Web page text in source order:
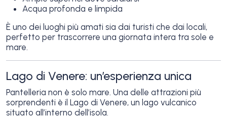
Acqua profonda e limpida
È uno dei luoghi più amati sia dai turisti che dai locali,
perfetto per trascorrere una giornata intera tra sole e
mare.
Lago di Venere: un’esperienza unica
Pantelleria non è solo mare. Una delle attrazioni più
sorprendenti è il Lago di Venere, un lago vulcanico
situato all’interno dell’isola.